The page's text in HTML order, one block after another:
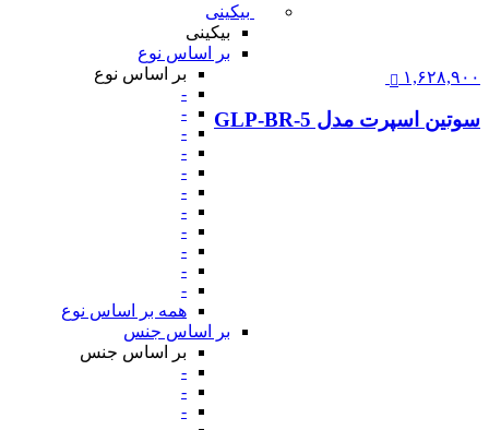
بیکینی
بیکینی
بر اساس نوع
بر اساس نوع
-
-
-
-
-
-
-
-
-
-
-
همه بر اساس نوع
بر اساس جنس
بر اساس جنس
-
-
-
۱,۶۲۸,۹۰۰
سوتین اسپرت مدل GLP-BR-5